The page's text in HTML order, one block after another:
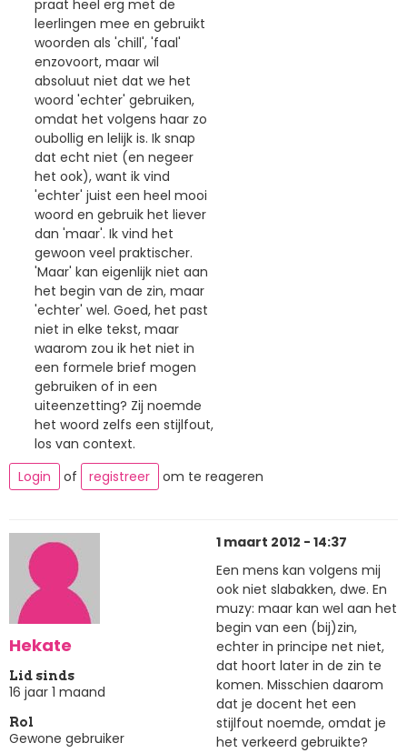
praat heel erg met de
leerlingen mee en gebruikt
woorden als 'chill', 'faal'
enzovoort, maar wil
absoluut niet dat we het
woord 'echter' gebruiken,
omdat het volgens haar zo
oubollig en lelijk is. Ik snap
dat echt niet (en negeer
het ook), want ik vind
'echter' juist een heel mooi
woord en gebruik het liever
dan 'maar'. Ik vind het
gewoon veel praktischer.
'Maar' kan eigenlijk niet aan
het begin van de zin, maar
'echter' wel. Goed, het past
niet in elke tekst, maar
waarom zou ik het niet in
een formele brief mogen
gebruiken of in een
uiteenzetting? Zij noemde
het woord zelfs een stijlfout,
los van context.
Login
of registreer om te reageren
Hekate
Lid sinds
16 jaar 1 maand
Rol
Gewone gebruiker
1 maart 2012 - 14:37
Een mens kan volgens mij
ook niet slabakken, dwe. En
muzy: maar kan wel aan het
begin van een (bij)zin,
echter in principe net niet,
dat hoort later in de zin te
komen. Misschien daarom
dat je docent het een
stijlfout noemde, omdat je
het verkeerd gebruikte?